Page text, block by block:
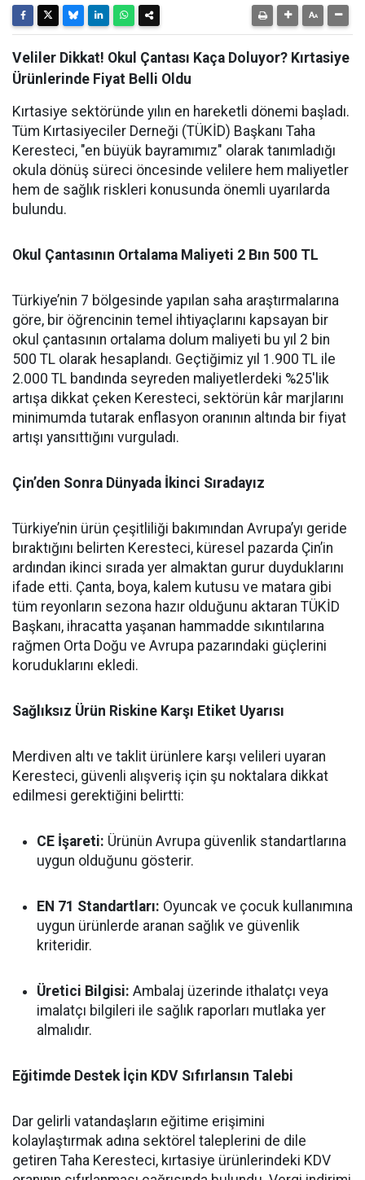
Veliler Dikkat! Okul Çantası Kaça Doluyor? Kırtasiye
Ürünlerinde Fiyat Belli Oldu
Kırtasiye sektöründe yılın en hareketli dönemi başladı.
Tüm Kırtasiyeciler Derneği (TÜKİD) Başkanı Taha
Keresteci, "en büyük bayramımız" olarak tanımladığı
okula dönüş süreci öncesinde velilere hem maliyetler
hem de sağlık riskleri konusunda önemli uyarılarda
bulundu.
Okul Çantasının Ortalama Maliyeti 2 Bın 500 TL
Türkiye’nin 7 bölgesinde yapılan saha araştırmalarına
göre, bir öğrencinin temel ihtiyaçlarını kapsayan bir
okul çantasının ortalama dolum maliyeti bu yıl 2 bin
500 TL olarak hesaplandı. Geçtiğimiz yıl 1.900 TL ile
2.000 TL bandında seyreden maliyetlerdeki %25'lik
artışa dikkat çeken Keresteci, sektörün kâr marjlarını
minimumda tutarak enflasyon oranının altında bir fiyat
artışı yansıttığını vurguladı.
Çin’den Sonra Dünyada İkinci Sıradayız
Türkiye’nin ürün çeşitliliği bakımından Avrupa’yı geride
bıraktığını belirten Keresteci, küresel pazarda Çin’in
ardından ikinci sırada yer almaktan gurur duyduklarını
ifade etti. Çanta, boya, kalem kutusu ve matara gibi
tüm reyonların sezona hazır olduğunu aktaran TÜKİD
Başkanı, ihracatta yaşanan hammadde sıkıntılarına
rağmen Orta Doğu ve Avrupa pazarındaki güçlerini
koruduklarını ekledi.
Sağlıksız Ürün Riskine Karşı Etiket Uyarısı
Merdiven altı ve taklit ürünlere karşı velileri uyaran
Keresteci, güvenli alışveriş için şu noktalara dikkat
edilmesi gerektiğini belirtti:
CE İşareti: Ürünün Avrupa güvenlik standartlarına
uygun olduğunu gösterir.
EN 71 Standartları: Oyuncak ve çocuk kullanımına
uygun ürünlerde aranan sağlık ve güvenlik
kriteridir.
Üretici Bilgisi: Ambalaj üzerinde ithalatçı veya
imalatçı bilgileri ile sağlık raporları mutlaka yer
almalıdır.
Eğitimde Destek İçin KDV Sıfırlansın Talebi
Dar gelirli vatandaşların eğitime erişimini
kolaylaştırmak adına sektörel taleplerini de dile
getiren Taha Keresteci, kırtasiye ürünlerindeki KDV